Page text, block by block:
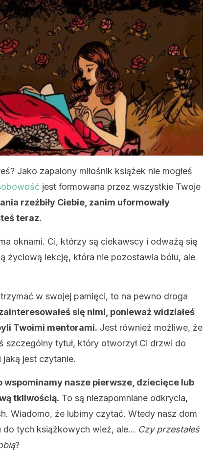
Jako zapalony miłośnik książek nie mogłeś
jest formowana przez wszystkie Twoje
rzeźbiły Ciebie, zanim uformowały
teraz.
oknami. Ci, którzy są ciekawscy i odważą się
życiową lekcję, która nie pozostawia bólu, ale
w swojej pamięci, to na pewno droga
się nimi, ponieważ widziałeś
Twoimi mentorami. Jest również możliwe, że
szczególny tytuł, który otworzył Ci drzwi do
jest czytanie.
wspominamy nasze pierwsze, dziecięce lub
tkliwością. To są niezapomniane odkrycia,
Wiadomo, że lubimy czytać. Wtedy nasz dom
do tych książkowych wież, ale… Czy przestałeś
?